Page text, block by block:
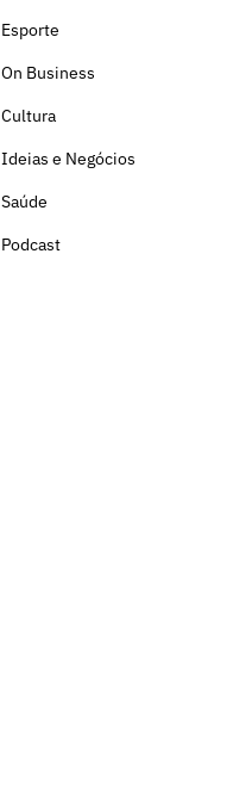
Esporte
On Business
Cultura
Ideias e Negócios
Saúde
Podcast